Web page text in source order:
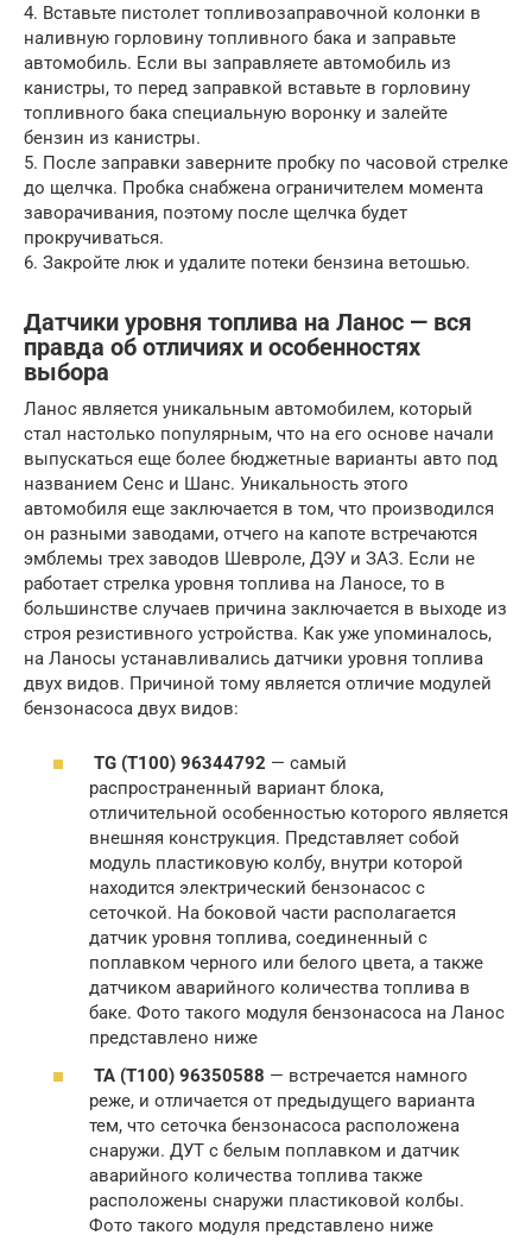
4. Вставьте пистолет топливозаправочной колонки в
наливную горловину топливного бака и заправьте
автомобиль. Если вы заправляете автомобиль из
канистры, то перед заправкой вставьте в горловину
топливного бака специальную воронку и залейте
бензин из канистры.
5. После заправки заверните пробку по часовой стрелке
до щелчка. Пробка снабжена ограничителем момента
заворачивания, поэтому после щелчка будет
прокручиваться.
6. Закройте люк и удалите потеки бензина ветошью.
Датчики уровня топлива на Ланос — вся
правда об отличиях и особенностях
выбора
Ланос является уникальным автомобилем, который
стал настолько популярным, что на его основе начали
выпускаться еще более бюджетные варианты авто под
названием Сенс и Шанс. Уникальность этого
автомобиля еще заключается в том, что производился
он разными заводами, отчего на капоте встречаются
эмблемы трех заводов Шевроле, ДЭУ и ЗАЗ. Если не
работает стрелка уровня топлива на Ланосе, то в
большинстве случаев причина заключается в выходе из
строя резистивного устройства. Как уже упоминалось,
на Ланосы устанавливались датчики уровня топлива
двух видов. Причиной тому является отличие модулей
бензонасоса двух видов:
TG (T100) 96344792 — самый
распространенный вариант блока,
отличительной особенностью которого является
внешняя конструкция. Представляет собой
модуль пластиковую колбу, внутри которой
находится электрический бензонасос с
сеточкой. На боковой части располагается
датчик уровня топлива, соединенный с
поплавком черного или белого цвета, а также
датчиком аварийного количества топлива в
баке. Фото такого модуля бензонасоса на Ланос
представлено ниже
TA (T100) 96350588 — встречается намного
реже, и отличается от предыдущего варианта
тем, что сеточка бензонасоса расположена
снаружи. ДУТ с белым поплавком и датчик
аварийного количества топлива также
расположены снаружи пластиковой колбы.
Фото такого модуля представлено ниже